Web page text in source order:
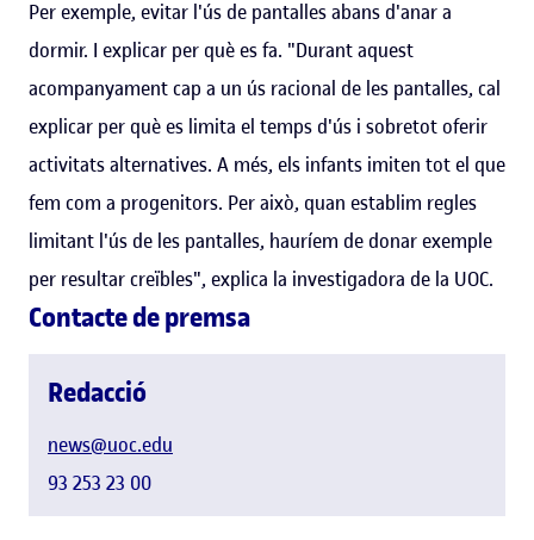
Per exemple, evitar l'ús de pantalles abans d'anar a
dormir. I explicar per què es fa. "Durant aquest
acompanyament cap a un ús racional de les pantalles, cal
explicar per què es limita el temps d'ús i sobretot oferir
activitats alternatives. A més, els infants imiten tot el que
fem com a progenitors. Per això, quan establim regles
limitant l'ús de les pantalles, hauríem de donar exemple
per resultar creïbles", explica la investigadora de la UOC.
Contacte de premsa
Redacció
news@uoc.edu
93 253 23 00